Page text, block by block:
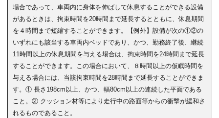
場合であって、車両内に身体を伸ばして休息することができる設備
があるときは、拘束時間を20時間まで延長するとともに、休息期間
を４時間まで短縮することができます。【例外】設備が次の①②の
いずれにも該当する車両内ベッドであり、かつ、勤務終了後、継続
11時間以上の休息期間を与える場合は、拘束時間を24時間まで延長
することができます。この場合において、８時間以上の仮眠時間を
与える場合には、当該拘束時間を28時間まで延長することができま
す。① 長さ198cm以上、かつ、幅80cm以上の連続した平面である
こと。② クッション材等により走行中の路面等からの衝撃が緩和さ
れるものであること。